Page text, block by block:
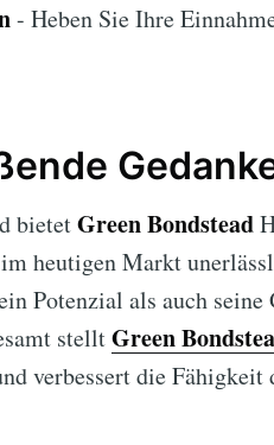
- Heben Sie Ihre
bietetGreen Bondstead
heutigen Markt
Potenzial als auch
stelltGreen
verbessert die